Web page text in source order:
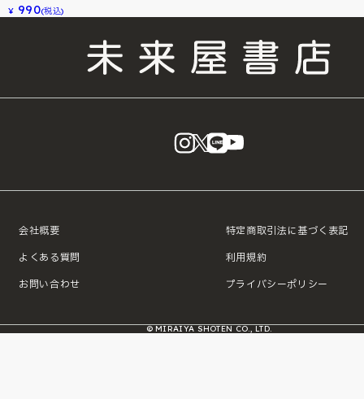
¥ 990(税込)
instagram
X LINE
会社概要
よくある質問
お問い合わせ
特定商取引法に基づく表記
利用規約
プライバシーポリシー
© MIRAIYA SHOTEN CO., LTD.